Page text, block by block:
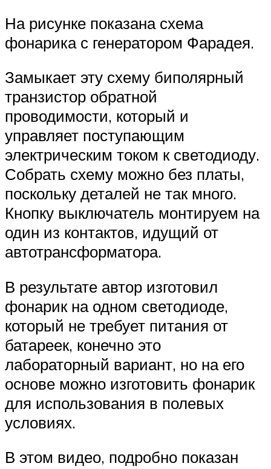
На рисунке показана схема
фонарика с генератором Фарадея.
Замыкает эту схему биполярный
транзистор обратной
проводимости, который и
управляет поступающим
электрическим током к светодиоду.
Собрать схему можно без платы,
поскольку деталей не так много.
Кнопку выключатель монтируем на
один из контактов, идущий от
автотрансформатора.
В результате автор изготовил
фонарик на одном светодиоде,
который не требует питания от
батареек, конечно это
лабораторный вариант, но на его
основе можно изготовить фонарик
для использования в полевых
условиях.
В этом видео, подробно показан